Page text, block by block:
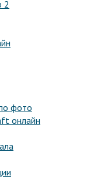
2
фото
онлайн